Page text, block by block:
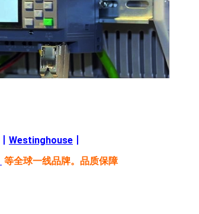
Westinghouse
等全球一线品牌。品质保障